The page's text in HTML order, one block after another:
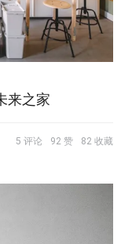
来之家
5 评论 92 赞 82 收藏